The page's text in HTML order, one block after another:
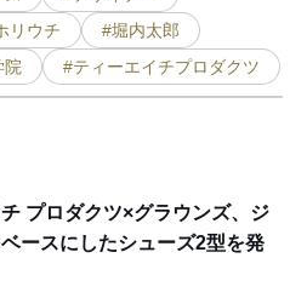
リウチ
#堀内太郎
院
#ティーエイチプロダクツ
プロダクツ×グラウンズ、ジ
ースにしたシューズ2型を発